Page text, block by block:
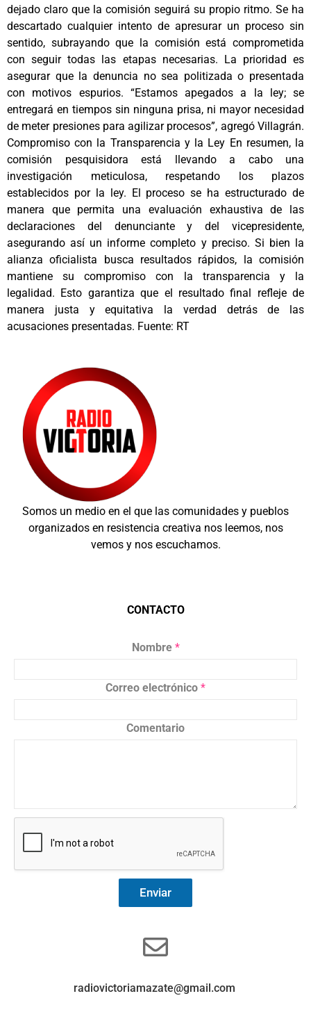
dejado claro que la comisión seguirá su propio ritmo. Se ha
descartado cualquier intento de apresurar un proceso sin
sentido, subrayando que la comisión está comprometida
con seguir todas las etapas necesarias. La prioridad es
asegurar que la denuncia no sea politizada o presentada
con motivos espurios. “Estamos apegados a la ley; se
entregará en tiempos sin ninguna prisa, ni mayor necesidad
de meter presiones para agilizar procesos”, agregó Villagrán.
Compromiso con la Transparencia y la Ley En resumen, la
comisión pesquisidora está llevando a cabo una
investigación meticulosa, respetando los plazos
establecidos por la ley. El proceso se ha estructurado de
manera que permita una evaluación exhaustiva de las
declaraciones del denunciante y del vicepresidente,
asegurando así un informe completo y preciso. Si bien la
alianza oficialista busca resultados rápidos, la comisión
mantiene su compromiso con la transparencia y la
legalidad. Esto garantiza que el resultado final refleje de
manera justa y equitativa la verdad detrás de las
acusaciones presentadas. Fuente: RT
Somos un medio en el que las comunidades y pueblos
organizados en resistencia creativa nos leemos, nos
vemos y nos escuchamos.
CONTACTO
Nombre *
Correo electrónico *
Comentario
Enviar
radiovictoriamazate@gmail.com